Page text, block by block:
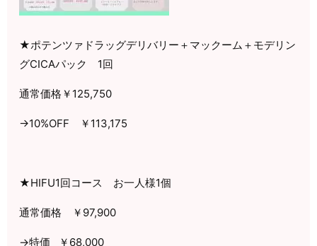
★ポテンツァドラッグデリバリー＋マックーム＋モデリン
グCICAパック 1回
通常価格￥ 125,750
→10%OFF ￥ 113,175
★HIFU1回コース お一人様1個
通常価格 ￥ 97,900
→特価 ￥ 68,000